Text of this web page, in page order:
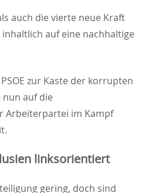
auch die vierte neue Kraft
auf eine nachhaltige
zur Kaste der korrupten
auf die
Arbeiterpartei im Kampf
linksorientiert
gering, doch sind